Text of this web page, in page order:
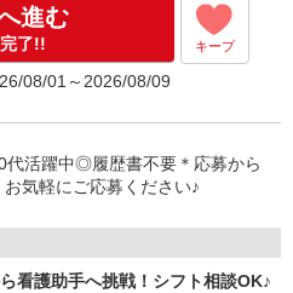
進む
了!! キープ
08/01～2026/08/09
代活躍中◎履歴書不要＊応募から
気軽にご応募ください♪
護助手へ挑戦！シフト相談OK♪